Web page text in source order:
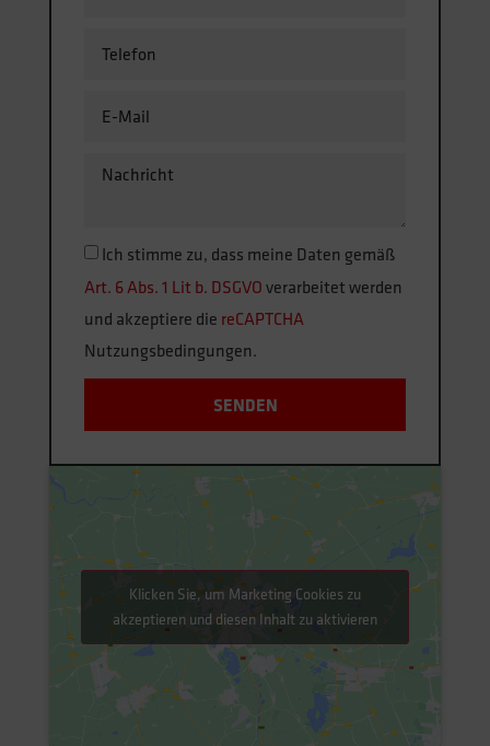
Ich stimme zu, dass meine Daten gemäß
Art. 6 Abs. 1 Lit b. DSGVOverarbeitet werden
und akzeptiere die reCAPTCHA
Nutzungsbedingungen.
SENDEN
Klicken Sie, um Marketing Cookies zu
akzeptieren und diesen Inhalt zu aktivieren